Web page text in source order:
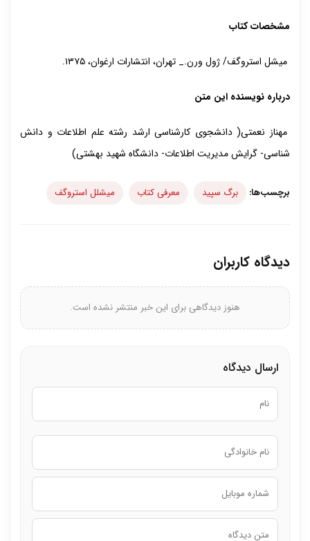
مشخصات کتاب
میشل استروگف/ ژول ورن._ تهران، انتشارات ارغوان، ۱۳۷۵.
درباره نویسنده این متن
مهناز نعمتی( دانشجوی کارشناسی ارشد رشته علم اطلاعات و دانش
شناسی- گرایش مدیریت اطلاعات- دانشگاه شهید بهشتی)
برچسب‌ها: برگ سپید معرفی کتاب میشلل استروگف
دیدگاه کاربران
هنوز دیدگاهی برای این خبر منتشر نشده است.
ارسال دیدگاه